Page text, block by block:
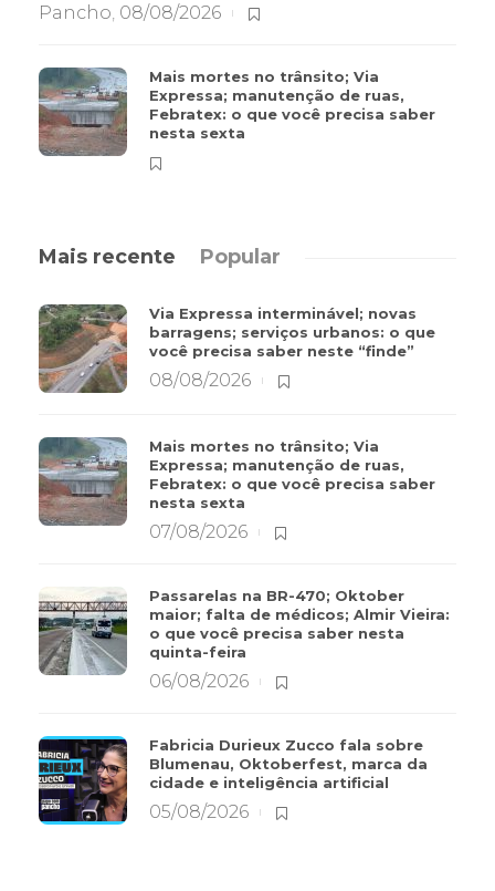
Pancho 08/08/2026
Mais mortes no trânsito; Via
Expressa; manutenção de ruas,
Febratex: o que você precisa saber
nesta sexta
Mais recente Popular
Via Expressa interminável; novas
barragens; serviços urbanos: o que
você precisa saber neste “finde”
08/08/2026
Mais mortes no trânsito; Via
Expressa; manutenção de ruas,
Febratex: o que você precisa saber
nesta sexta
07/08/2026
Passarelas na BR-470; Oktober
maior; falta de médicos; Almir Vieira:
o que você precisa saber nesta
quinta-feira
06/08/2026
Fabricia Durieux Zucco fala sobre
Blumenau, Oktoberfest, marca da
cidade e inteligência artificial
05/08/2026